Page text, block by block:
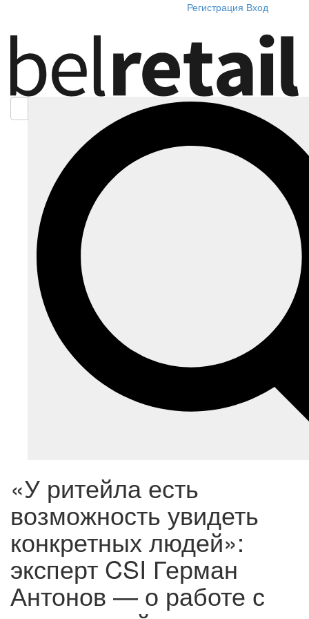
Регистрация Вход
«У ритейла есть
возможность увидеть
конкретных людей»:
эксперт CSI Герман
Антонов — о работе с